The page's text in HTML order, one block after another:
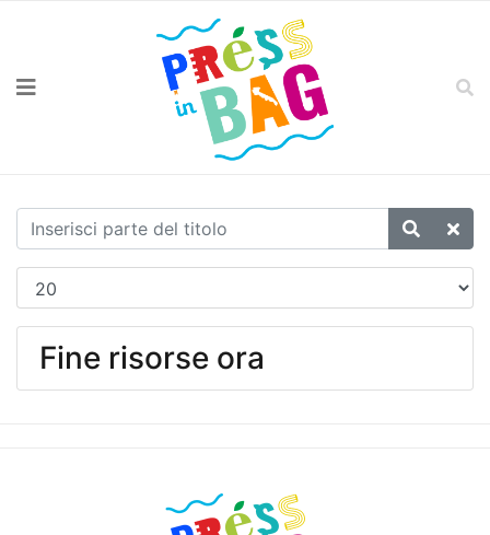
Fine risorse ora